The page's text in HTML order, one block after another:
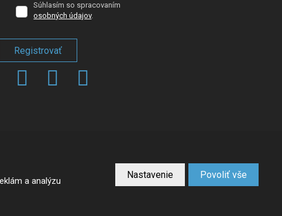
Súhlasím
údajov.
Súhlasím so spracovaním
osobných údajov.
Registrovať
Formulár
podmienky
a analýzu
Nastavenie Povoliť vše